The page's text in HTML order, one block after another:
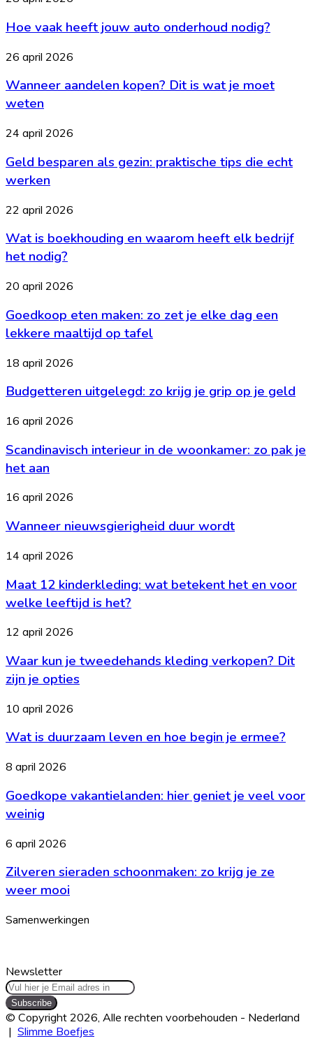
bewaar
de
heeft
auto
onderhoud
nodig?
Hoe vaak heeft jouw auto onderhoud nodig?
Wanneer
kopen?
is
je
weten
26 april 2026
Wanneer aandelen kopen? Dit is wat je moet
weten
Geld
als
gezin:
praktische
die
echt
werken
24 april 2026
Geld besparen als gezin: praktische tips die echt
werken
Wat
boekhouding
en
waarom
elk
het
nodig?
22 april 2026
Wat is boekhouding en waarom heeft elk bedrijf
het nodig?
Goedkoop
maken:
zo
zet
elke
dag
een
maaltijd
tafel
20 april 2026
Goedkoop eten maken: zo zet je elke dag een
lekkere maaltijd op tafel
Budgetteren
zo
je
op
je
geld
18 april 2026
Budgetteren uitgelegd: zo krijg je grip op je geld
Scandinavisch
in
de
woonkamer:
pak
het
16 april 2026
Scandinavisch interieur in de woonkamer: zo pak je
het aan
Wanneer
duur
16 april 2026
Wanneer nieuwsgierigheid duur wordt
Maat
kinderkleding:
betekent
en
welke
leeftijd
het?
14 april 2026
Maat 12 kinderkleding: wat betekent het en voor
welke leeftijd is het?
Waar
je
tweedehands
kleding
Dit
zijn
je
12 april 2026
Waar kun je tweedehands kleding verkopen? Dit
zijn je opties
Wat
duurzaam
en
hoe
begin
je
ermee?
10 april 2026
Wat is duurzaam leven en hoe begin je ermee?
Goedkope
hier
geniet
je
voor
weinig
8 april 2026
Goedkope vakantielanden: hier geniet je veel voor
weinig
Zilveren
schoonmaken:
krijg
ze
6 april 2026
Zilveren sieraden schoonmaken: zo krijg je ze
weer mooi
Samenwerkingen
Newsletter
Vul
hier
je
Email
adres
© Copyright 2026, Alle rechten voorbehouden - Nederland
| Slimme Boefjes